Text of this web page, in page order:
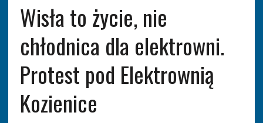
Wisła to życie, nie
chłodnica dla elektrowni.
Protest pod Elektrownią
Kozienice